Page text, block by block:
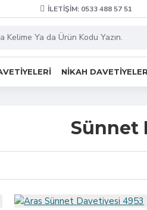
İLETIŞIM: 0533 488 57 51
NIKAH
Sünnet